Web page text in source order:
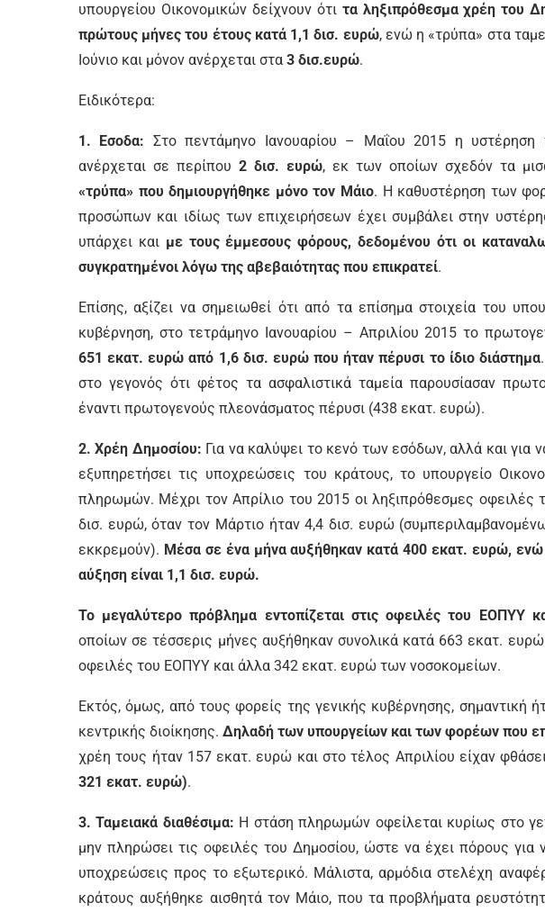
υπουργείου Οικονομικών δείχνουν ότι τα ληξιπρόθεσμα χρέη του
πρώτους μήνες του έτους κατά 1,1 δισ. ευρώ, ενώ η «τρύπα» στα
Ιούνιο και μόνον ανέρχεται στα 3 δισ.ευρώ.
Ειδικότερα:
1. Εσοδα: Στο πεντάμηνο Ιανουαρίου – Μαΐου 2015 η
ανέρχεται σε περίπου 2 δισ. ευρώ, εκ των οποίων σχεδόν τα
«τρύπα» που δημιουργήθηκε μόνο τον Μάιο. Η καθυστέρηση των
προσώπων και ιδίως των επιχειρήσεων έχει συμβάλει στην
υπάρχει και με τους έμμεσους φόρους, δεδομένου ότι οι
συγκρατημένοι λόγω της αβεβαιότητας που επικρατεί.
Επίσης, αξίζει να σημειωθεί ότι από τα επίσημα στοιχεία του
κυβέρνηση, στο τετράμηνο Ιανουαρίου – Απριλίου 2015 το
651 εκατ. ευρώ από 1,6 δισ. ευρώ που ήταν πέρυσι το ίδιο διάστημα
στο γεγονός ότι φέτος τα ασφαλιστικά ταμεία παρουσίασαν
έναντι πρωτογενούς πλεονάσματος πέρυσι (438 εκατ. ευρώ).
2. Χρέη Δημοσίου: Για να καλύψει το κενό των εσόδων, αλλά και για
εξυπηρετήσει τις υποχρεώσεις του κράτους, το υπουργείο
πληρωμών. Μέχρι τον Απρίλιο του 2015 οι ληξιπρόθεσμες οφειλές
δισ. ευρώ, όταν τον Μάρτιο ήταν 4,4 δισ. ευρώ
εκκρεμούν). Μέσα σε ένα μήνα αυξήθηκαν κατά 400 εκατ. ευρώ, ενώ
αύξηση είναι 1,1 δισ. ευρώ.
Το μεγαλύτερο πρόβλημα εντοπίζεται στις οφειλές του ΕΟΠΥΥ
οποίων σε τέσσερις μήνες αυξήθηκαν συνολικά κατά 663 εκατ.
οφειλές του ΕΟΠΥΥ και άλλα 342 εκατ. ευρώ των νοσοκομείων.
Εκτός, όμως, από τους φορείς της γενικής κυβέρνησης, σημαντική
κεντρικής διοίκησης. Δηλαδή των υπουργείων και των φορέων που
χρέη τους ήταν 157 εκατ. ευρώ και στο τέλος Απριλίου είχαν
321 εκατ. ευρώ).
3. Ταμειακά διαθέσιμα: Η στάση πληρωμών οφείλεται κυρίως στο
μην πληρώσει τις οφειλές του Δημοσίου, ώστε να έχει πόρους για
υποχρεώσεις προς το εξωτερικό. Μάλιστα, αρμόδια στελέχη
κράτους αυξήθηκε αισθητά τον Μάιο, που τα προβλήματα